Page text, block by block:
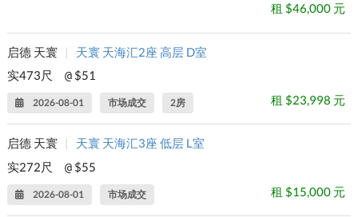
租 $46,000 元
启德 天寰 |
天寰 天海汇2座 高层 D室
实473尺
@ $51
2026-08-01 市场成交 2房 租 $23,998 元
启德 天寰
天寰 天海汇3座 低层 L室
实272尺
@ $55
2026-08-01 市场成交 租 $15,000 元